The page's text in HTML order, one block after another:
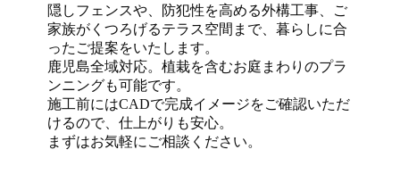
隠しフェンスや、防犯性を高める外構工事、ご
家族がくつろげるテラス空間まで、暮らしに合
ったご提案をいたします。
鹿児島全域対応。植栽を含むお庭まわりのプラ
ンニングも可能です。
施工前にはCADで完成イメージをご確認いただ
けるので、仕上がりも安心。
まずはお気軽にご相談ください。